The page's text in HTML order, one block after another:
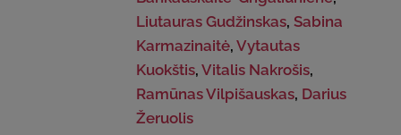
Liutauras Gudžinskas,Sabina
Karmazinaitė,Vytautas
Kuokštis,Vitalis Nakrošis,
Ramūnas Vilpišauskas, Darius
Žeruolis